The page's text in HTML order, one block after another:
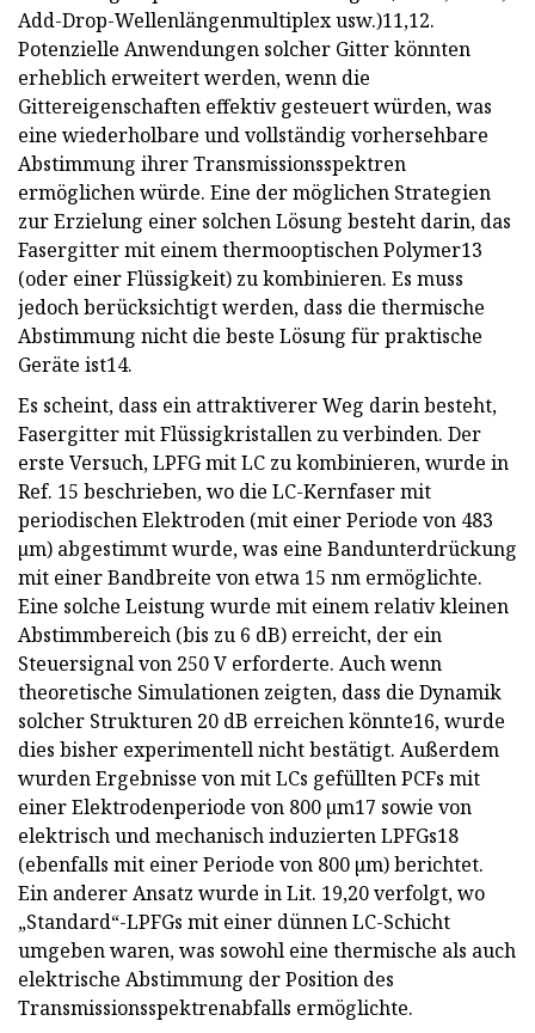
Add-Drop-Wellenlängenmultiplex usw.)11,12.
Potenzielle Anwendungen solcher Gitter könnten
erheblich erweitert werden, wenn die
Gittereigenschaften effektiv gesteuert würden, was
eine wiederholbare und vollständig vorhersehbare
Abstimmung ihrer Transmissionsspektren
ermöglichen würde. Eine der möglichen Strategien
zur Erzielung einer solchen Lösung besteht darin, das
Fasergitter mit einem thermooptischen Polymer13
(oder einer Flüssigkeit) zu kombinieren. Es muss
jedoch berücksichtigt werden, dass die thermische
Abstimmung nicht die beste Lösung für praktische
Geräte ist14.
Es scheint, dass ein attraktiverer Weg darin besteht,
Fasergitter mit Flüssigkristallen zu verbinden. Der
erste Versuch, LPFG mit LC zu kombinieren, wurde in
Ref. 15 beschrieben, wo die LC-Kernfaser mit
periodischen Elektroden (mit einer Periode von 483
µm) abgestimmt wurde, was eine Bandunterdrückung
mit einer Bandbreite von etwa 15 nm ermöglichte.
Eine solche Leistung wurde mit einem relativ kleinen
Abstimmbereich (bis zu 6 dB) erreicht, der ein
Steuersignal von 250 V erforderte. Auch wenn
theoretische Simulationen zeigten, dass die Dynamik
solcher Strukturen 20 dB erreichen könnte16, wurde
dies bisher experimentell nicht bestätigt. Außerdem
wurden Ergebnisse von mit LCs gefüllten PCFs mit
einer Elektrodenperiode von 800 µm17 sowie von
elektrisch und mechanisch induzierten LPFGs18
(ebenfalls mit einer Periode von 800 µm) berichtet.
Ein anderer Ansatz wurde in Lit. 19,20 verfolgt, wo
„Standard“-LPFGs mit einer dünnen LC-Schicht
umgeben waren, was sowohl eine thermische als auch
elektrische Abstimmung der Position des
Transmissionsspektrenabfalls ermöglichte.